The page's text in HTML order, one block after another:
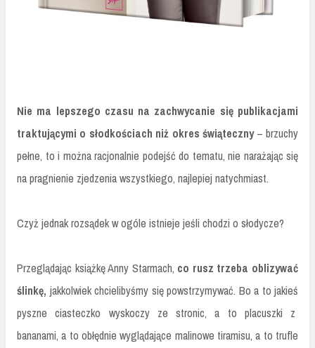
Nie ma lepszego czasu na zachwycanie się publikacjami
traktującymi o słodkościach niż okres świąteczny– brzuchy
pełne, to i można racjonalnie podejść do tematu, nie narażając się
na pragnienie zjedzenia wszystkiego, najlepiej natychmiast.
Czyż jednak rozsądek w ogóle istnieje jeśli chodzi o słodycze?
Przeglądając książkę Anny Starmach, co rusz trzeba oblizywać
ślinkę, jakkolwiek chcielibyśmy się powstrzymywać. Bo a to jakieś
pyszne ciasteczko wyskoczy ze stronic, a to placuszki z
bananami, a to obłędnie wyglądające malinowe tiramisu, a to trufle